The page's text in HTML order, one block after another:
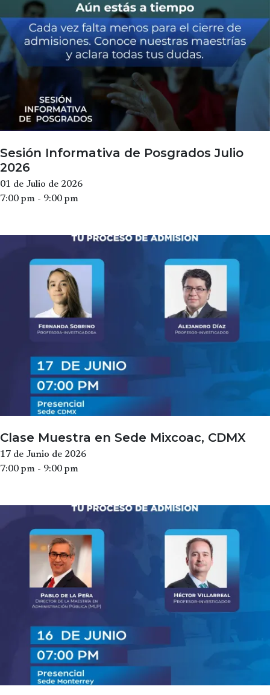
Sesión Informativa de Posgrados Julio
2026
01 de Julio de 2026
7:00 pm - 9:00 pm
Clase Muestra en Sede Mixcoac, CDMX
17 de Junio de 2026
7:00 pm - 9:00 pm